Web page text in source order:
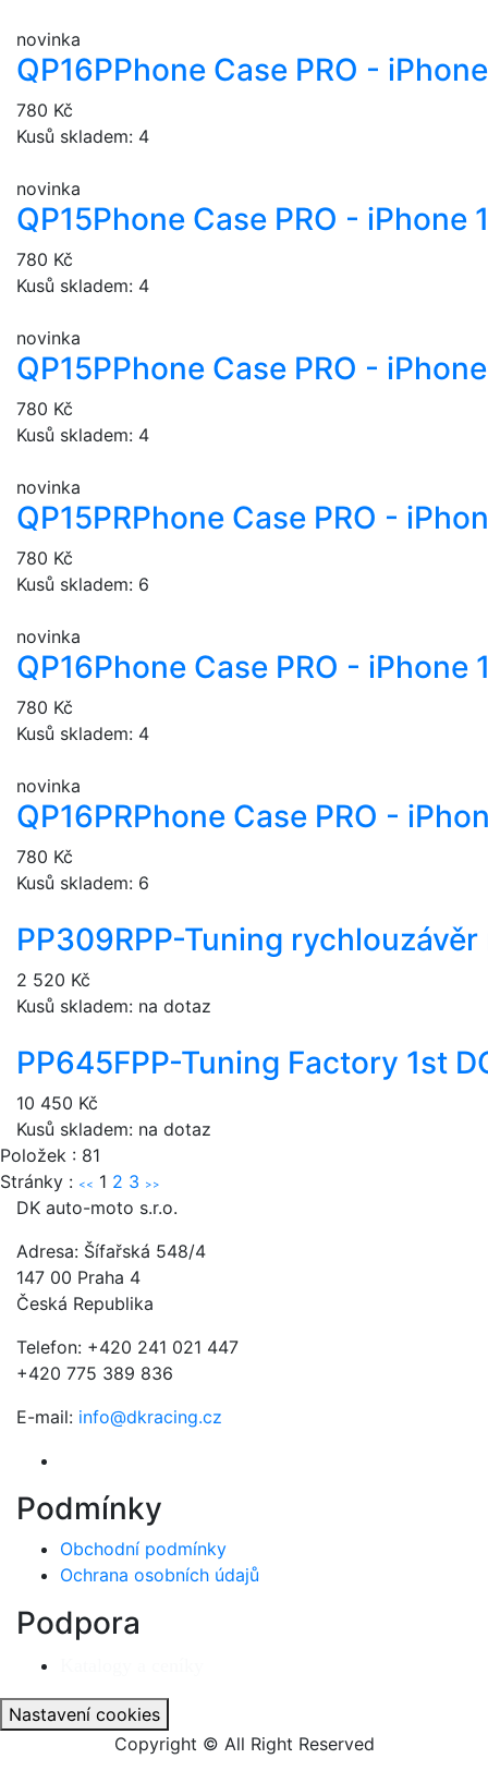
novinka
QP16PPhone Case PRO -
780 Kč
Kusů skladem: 4
novinka
QP15Phone Case PRO - iPhone
780 Kč
Kusů skladem: 4
novinka
QP15PPhone Case PRO -
780 Kč
Kusů skladem: 4
novinka
QP15PRPhone Case PRO -
780 Kč
Kusů skladem: 6
novinka
QP16Phone Case PRO - iPhone
780 Kč
Kusů skladem: 4
novinka
QP16PRPhone Case PRO -
780 Kč
Kusů skladem: 6
PP309RPP-Tuning
2 520 Kč
Kusů skladem: na dotaz
PP645FPP-Tuning Factory 1st
10 450 Kč
Kusů skladem: na dotaz
Položek : 81
Stránky : << 1 2 3 >>
DK auto-moto s.r.o.
Adresa: Šífařská 548/4
147 00 Praha 4
Česká Republika
Telefon: +420 241 021 447
+420 775 389 836
E-mail: info@dkracing.cz
Podmínky
Obchodní podmínky
Ochrana osobních údajů
Podpora
Nastavení cookies
Copyright © All Right Reserved